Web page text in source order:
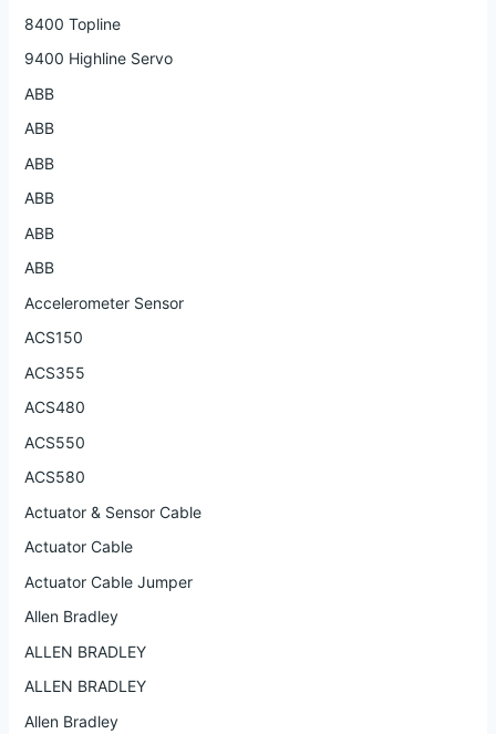
8400 Topline
9400 Highline Servo
ABB
ABB
ABB
ABB
ABB
ABB
Accelerometer Sensor
ACS150
ACS355
ACS480
ACS550
ACS580
Actuator & Sensor Cable
Actuator Cable
Actuator Cable Jumper
Allen Bradley
ALLEN BRADLEY
ALLEN BRADLEY
Allen Bradley